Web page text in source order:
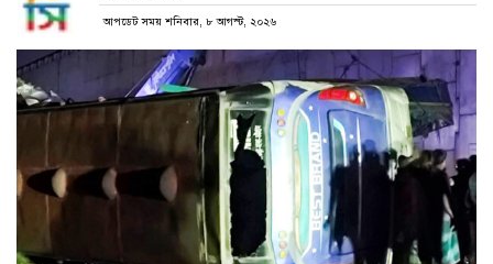
আপডেট সময় শনিবার, ৮ আগস্ট, ২০২৬